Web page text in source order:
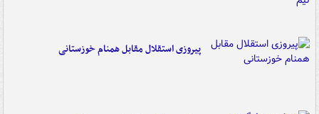
پیروزی استقلال مقابل همنام خوزستانی